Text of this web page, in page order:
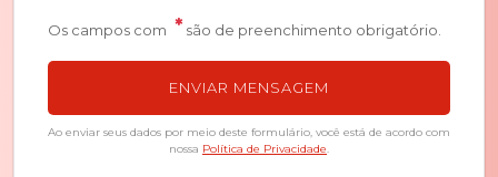
Os campos com são de preenchimento obrigatório.
Ao enviar seus dados por meio deste formulário, você está de acordo com
nossa Política de Privacidade.